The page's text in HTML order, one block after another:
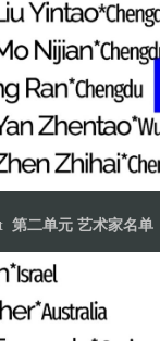
第二单元 艺术家名单